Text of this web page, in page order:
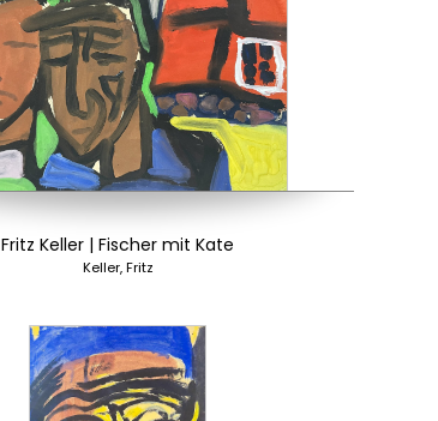
Fritz Keller | Fischer mit Kate
Keller, Fritz